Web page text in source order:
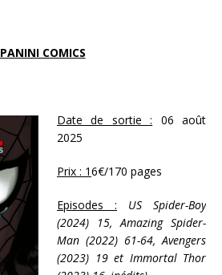
PANINI COMICS
Date de sortie : 06 août
2025
Prix : 16€/170 pages
Episodes :
US Spider-Boy
(2024) 15, Amazing Spider-
Man (2022) 61-64, Avengers
(2023) 19 et Immortal Thor